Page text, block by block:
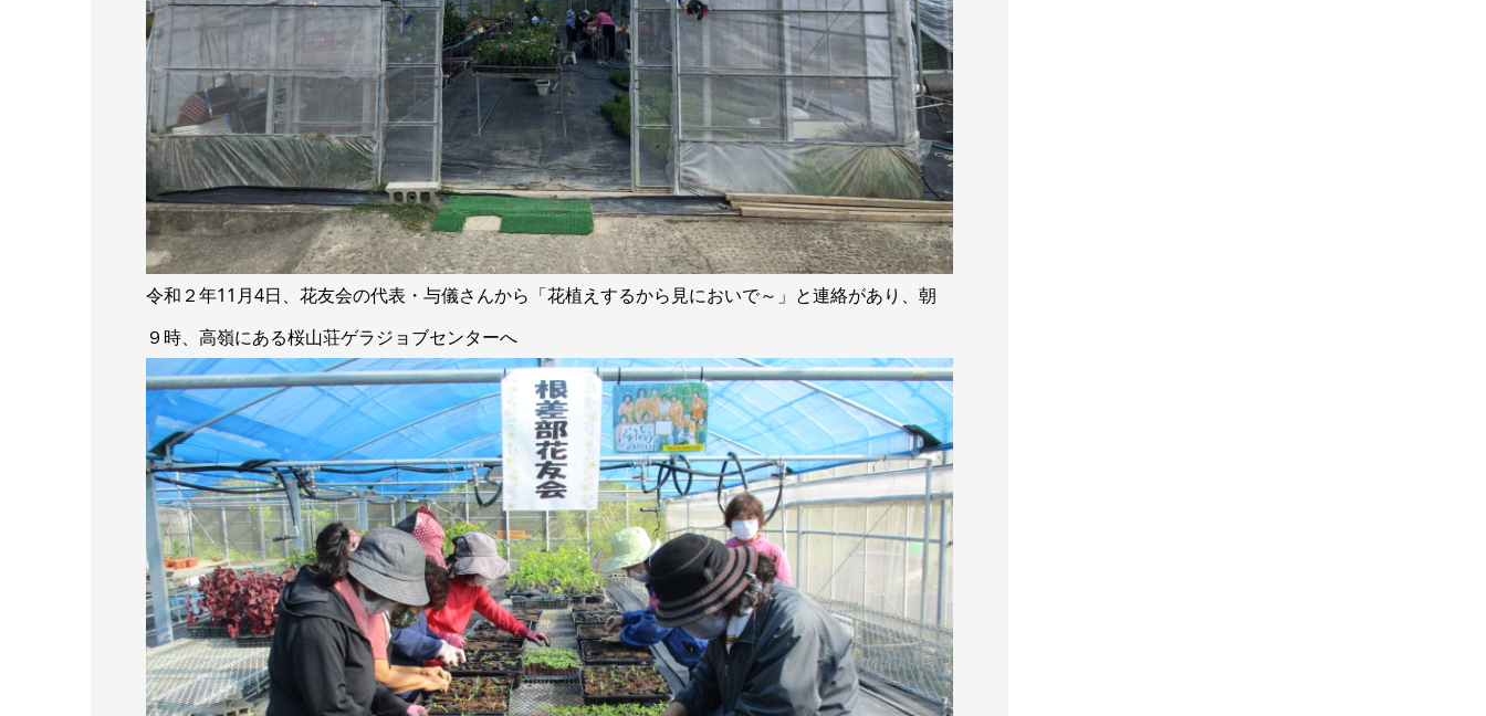
令和２年11月4日、花友会の代表・与儀さんから「花植えするから見においで～」と連絡があり、朝
９時、高嶺にある桜山荘ゲラジョブセンターへ